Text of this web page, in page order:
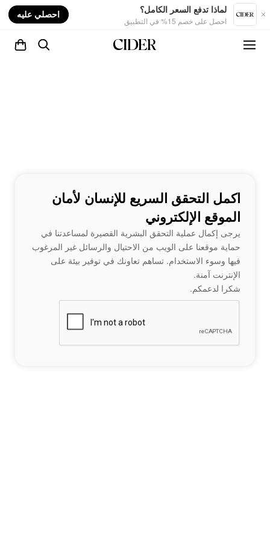
لماذا تدفع السعر الكامل؟
احصل على خصم 15% في التطبيق
احصلي عليه
اكمل التحقق السريع للإنسان لأمان
الموقع الإلكتروني
يرجى إكمال عملية التحقق البشرية القصيرة لمساعدتنا في
حماية موقعنا على الويب من الاحتيال والرسائل غير المرغوب
فيها وسوء الاستخدام. تساهم تعاونك في توفير بيئة على
الإنترنت آمنة.
شكرا لدعمكم.